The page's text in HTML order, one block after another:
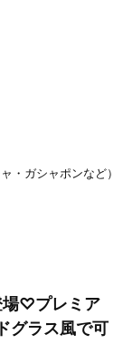
・ガシャポンなど）
場♡プレミア
グラス風で可